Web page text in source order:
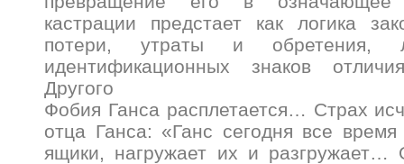
кастрации предстает как логика
потери, утраты и обретения,
идентификационных знаков
Другого
Фобия Ганса расплетается… Страх
отца Ганса: «Ганс сегодня все
ящики, нагружает их и разгружает…